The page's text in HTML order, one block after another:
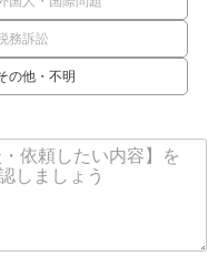
務訴訟
の他・不明